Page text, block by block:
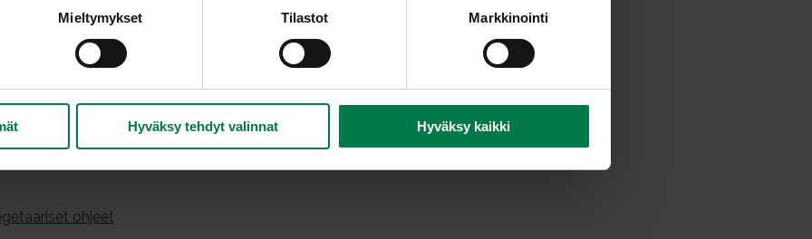
Mieltymykset Tilastot Markkinointi
Hyväksy tehdyt valinnat Hyväksy kaikki
Kaada päälle lämmin liemi ja anna jäähtyä. Siirrä astia kylmään.
Kun kukkakaali on jääkaappikylmää, se on valmista tarjottavaksi.
Ohje: Kotimaiset Kasvikset ry
ohjeet